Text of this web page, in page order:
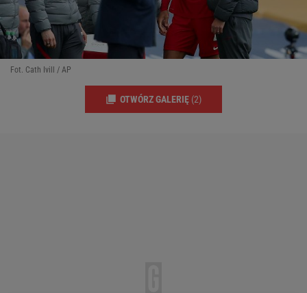
Fot. Cath Ivill / AP
OTWÓRZ GALERIĘ (2)